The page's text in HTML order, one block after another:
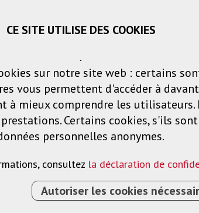
Panier Listes de voeux
Solutions
POUR TABLETTE›S32 S SDOCK
CE SITE UTILISE DES COOKIES
.
sur notre site web : certains
vous permettent d'accéder à
à mieux comprendre les
Certains cookies, s'ils
personnelles anonymes.
consultez la déclaration de
Autoriser les cookies